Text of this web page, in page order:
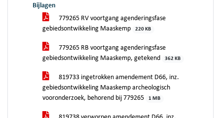
Bijlagen
779265 RV voortgang agenderingsfase
gebiedsontwikkeling Maaskemp
220 KB
779265 RB voortgang agenderingsfase
gebiedsontwikkeling Maaskemp, getekend
362 KB
819733 ingetrokken amendement D66, inz.
gebiedsontwikkeling Maaskemp archeologisch
vooronderzoek, behorend bij 779265
1 MB